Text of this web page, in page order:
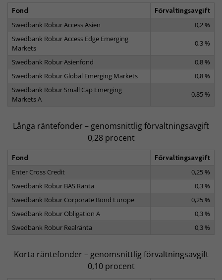
Fond
Förvaltingsavgift
Swedbank Robur Access Asien
0,2 %
Swedbank Robur Access Edge Emerging
Markets
0,3 %
Swedbank Robur Asienfond
0,8 %
Swedbank Robur Global Emerging Markets
0,8 %
Swedbank Robur Small Cap Emerging
Markets A
0,85 %
Långa räntefonder – genomsnittlig förvaltningsavgift
0,28 procent
Fond
Förvaltingsavgift
Enter Cross Credit
0,25 %
Swedbank Robur BAS Ränta
0,3 %
Swedbank Robur Corporate Bond Europe
0,25 %
Swedbank Robur Obligation A
0,3 %
Swedbank Robur Realränta
0,3 %
Korta räntefonder – genomsnittlig förvaltningsavgift
0,10 procent